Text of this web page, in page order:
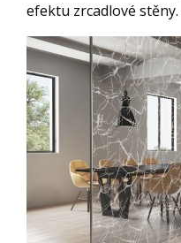
efektu zrcadlové stěny.